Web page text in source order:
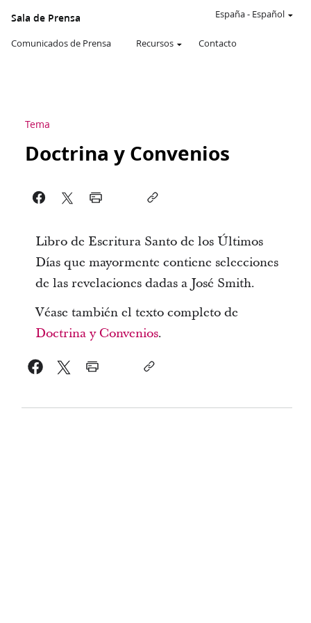
Sala de Prensa
Comunicados de Prensa Recursos Contacto
España- Español
Tema
Doctrina y Convenios
Libro de Escritura Santo de los Últimos
Días que mayormente contiene selecciones
de las revelaciones dadas a José Smith.
Véase también el texto completo de
Doctrina y Convenios.